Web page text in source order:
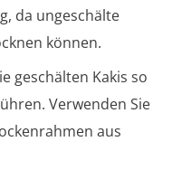
da ungeschälte
können.
geschälten Kakis so
Verwenden Sie
aus